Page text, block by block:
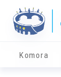
Komora